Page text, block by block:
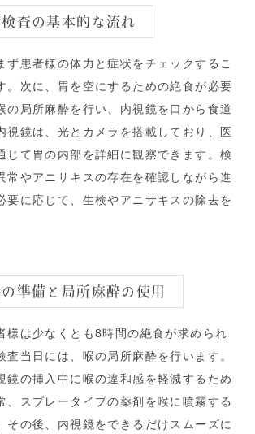
査の基本的な流れ
ず患者様の体力と症状をチェックするこ
。次に、胃を空にするための絶食が必要
の局所麻酔を行い、内視鏡を口から食道
視鏡は、光とカメラを搭載しており、医
じて胃の内部を詳細に観察できます。検
常やアニサキスの存在を確認しながら進
要に応じて、生検やアニサキスの除去を
準備と局所麻酔の使用
様は少なくとも8時間の絶食が求められ
査当日には、喉の局所麻酔を行います。
鏡の挿入中に喉の違和感を軽減するため
、スプレータイプの薬剤を喉に噴霧する
その後、内視鏡をできるだけスムーズに